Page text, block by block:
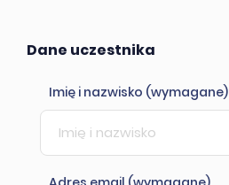
Dane uczestnika
Imię i nazwisko (wymagane)